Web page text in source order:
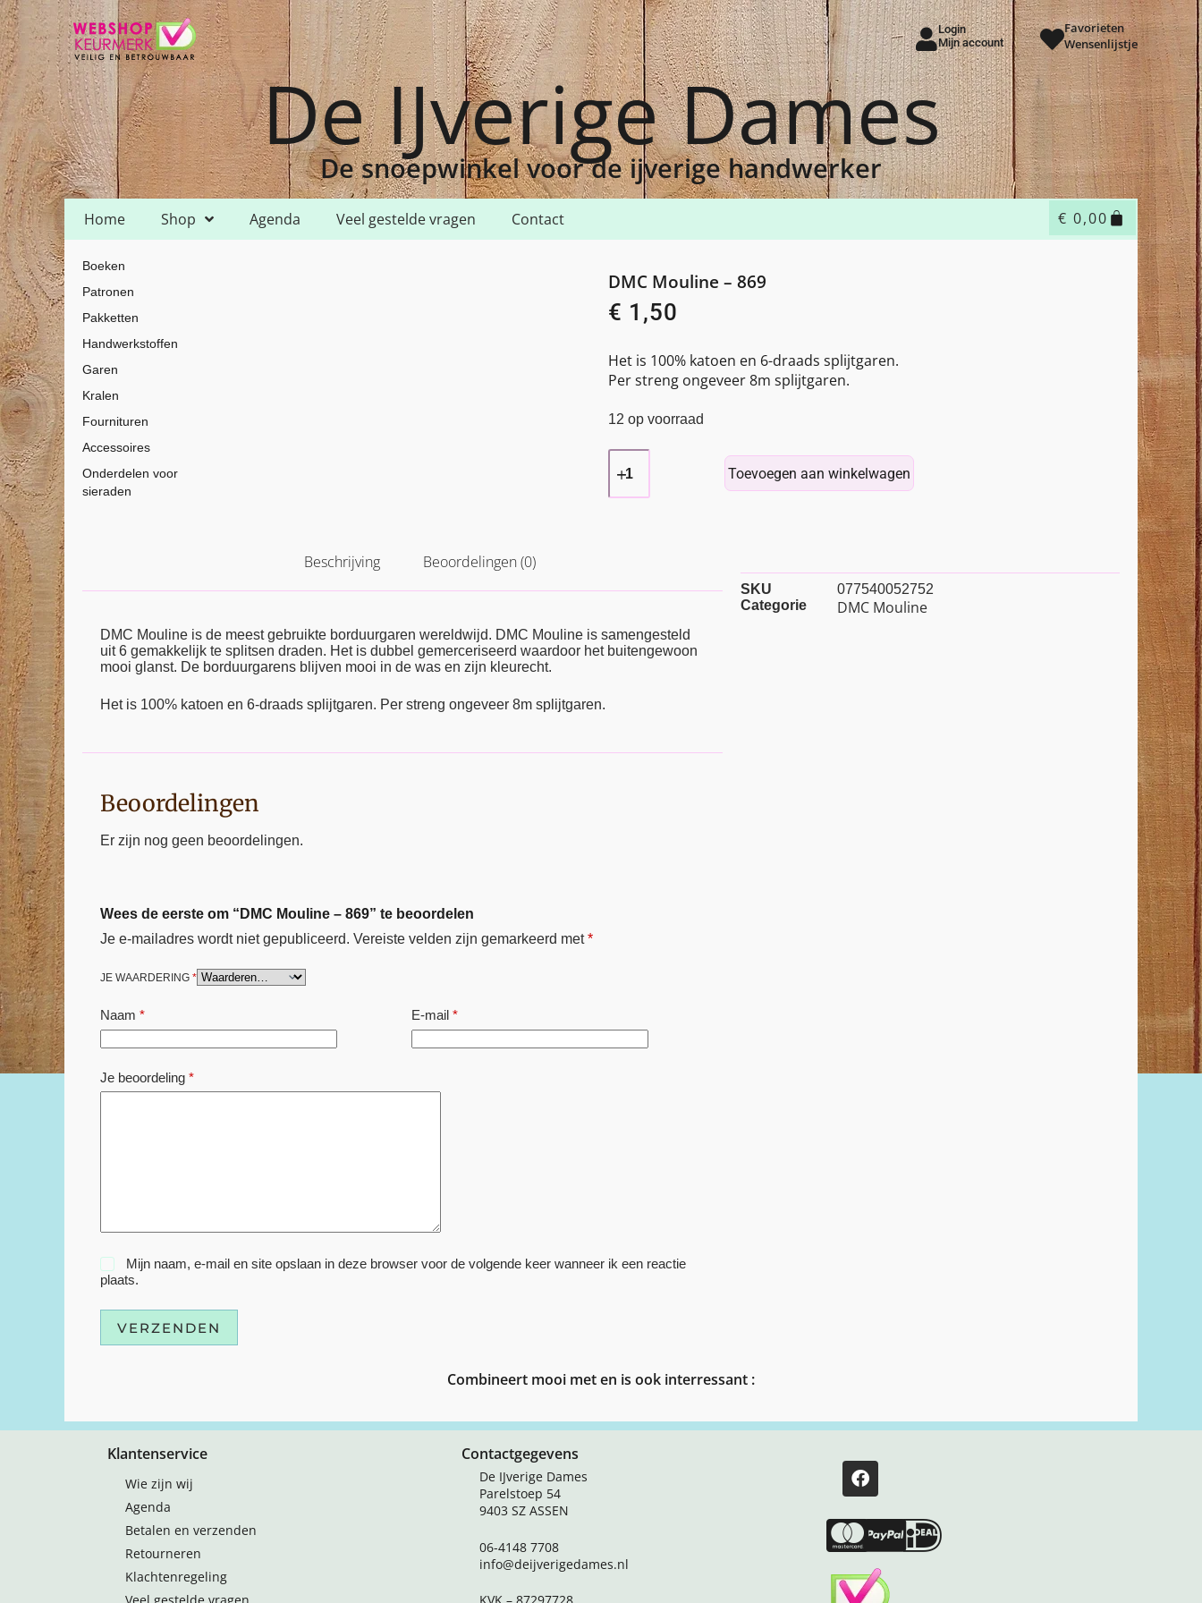
Login
Mijn account
Favorieten
Wensenlijstje
De IJverige Dames
De snoepwinkel voor de ijverige handwerker
Home Shop Agenda Veel gestelde vragen Contact € 0,00
Boeken
Patronen
Pakketten
Handwerkstoffen
Garen
Kralen
Fournituren
Accessoires
Onderdelen voor
sieraden
DMC Mouline – 869
€ 1,50
Het is 100% katoen en 6-draads splijtgaren.
Per streng ongeveer 8m splijtgaren.
12 op voorraad
Toevoegen aan winkelwagen
Beschrijving Beoordelingen (0)
DMC Mouline is de meest gebruikte borduurgaren wereldwijd. DMC Mouline is samengesteld
uit 6 gemakkelijk te splitsen draden. Het is dubbel gemerceriseerd waardoor het buitengewoon
mooi glanst. De borduurgarens blijven mooi in de was en zijn kleurecht.
Het is 100% katoen en 6-draads splijtgaren. Per streng ongeveer 8m splijtgaren.
Beoordelingen
Er zijn nog geen beoordelingen.
Wees de eerste om “DMC Mouline – 869” te beoordelen
Je e-mailadres wordt niet gepubliceerd. Vereiste velden zijn gemarkeerd met*
JE WAARDERING *
Naam * E-mail*
Je beoordeling *
Mijn naam, e-mail en site opslaan in deze browser voor de volgende keer wanneer ik een reactie
plaats.
VERZENDEN
SKU
077540052752
Categorie
DMC Mouline
Combineert mooi met en is ook interressant :
Klantenservice
Wie zijn wij
Agenda
Betalen en verzenden
Retourneren
Klachtenregeling
Contactgegevens
De IJverige Dames
Parelstoep 54
9403 SZ ASSEN
06-4148 7708
info@deijverigedames.nl